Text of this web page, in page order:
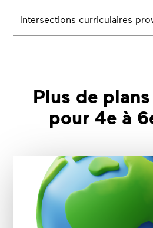
Intersections curriculaires
Plus de
pour 4e à